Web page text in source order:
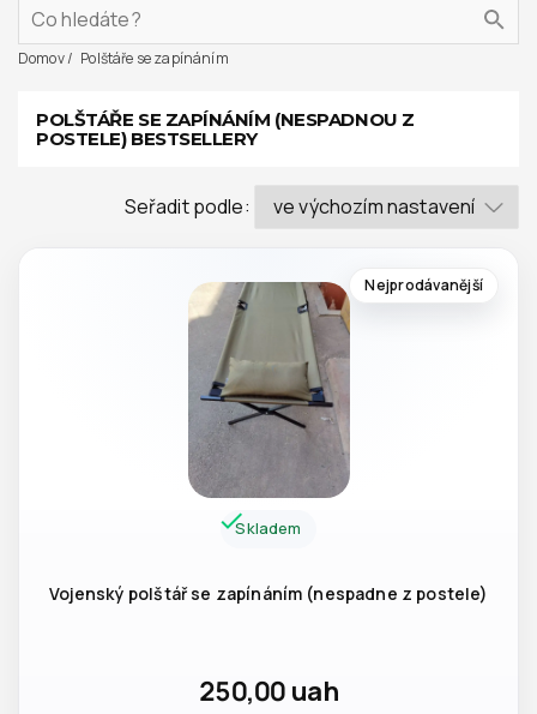
Domov Polštáře se zapínáním
POLŠTÁŘE SE ZAPÍNÁNÍM (NESPADNOU Z
POSTELE) BESTSELLERY
Seřadit podle:
Nejprodávanější
Skladem
Vojenský polštář se zapínáním (nespadne z postele)
250,00 uah